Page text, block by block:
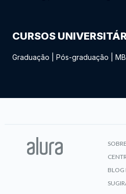
CURSOS
Graduação Pós-graduação
BLOG